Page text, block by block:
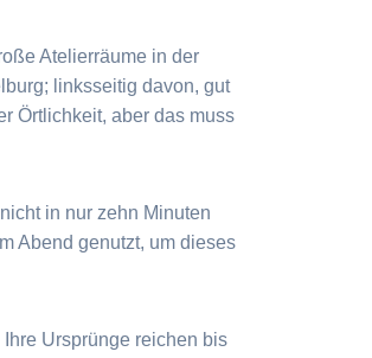
Atelierräume in der
linksseitig davon, gut
Örtlichkeit, aber das muss
in nur zehn Minuten
Abend genutzt, um dieses
Ursprünge reichen bis